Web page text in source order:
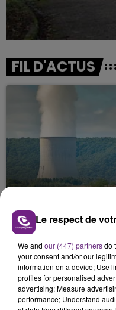
FIL D'ACTUS
LA CENTRALE
TOUJOURS À
Cela fait déjà une
nucléaire
justifiée par la
présente.
Le respect de
We and our (447) partnersdo
your consent and/or our
information on a device; Use
profiles for personalised
advertising; Measure
performance; Understand